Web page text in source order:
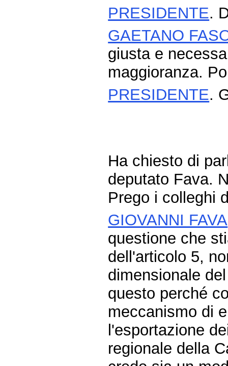
PRESIDENTE.
GAETANO
giusta e
maggioranza.
PRESIDENTE.
Ha chiesto di
deputato Fava.
Prego i colleghi
GIOVANNI FAVA
questione che
dell'articolo 5,
dimensionale
questo perché
meccanismo di
l'esportazione
regionale della